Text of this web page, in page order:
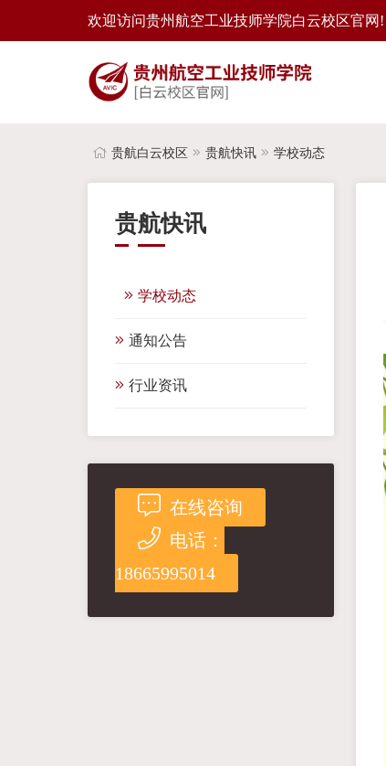
欢迎访问贵州航空工业技师学院白云校区官网!
贵航白云校区 贵航快讯 学校动态
贵航快讯
学校动态
通知公告
行业资讯
在线咨询
电话：
18665995014